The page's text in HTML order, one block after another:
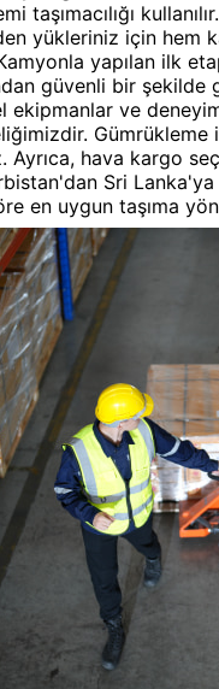
taşımacılığı
yükleriniz için hem
yapılan ilk
güvenli bir şekilde
ekipmanlar ve
Ayrıca, hava kargo
Sri
en uygun taşıma